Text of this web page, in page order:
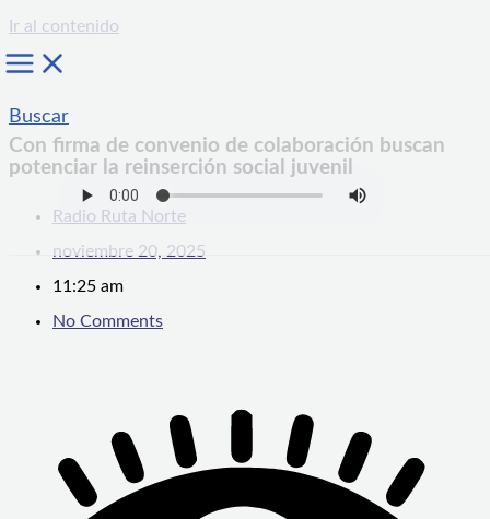
Ir al contenido
Buscar
Con firma de convenio de colaboración buscan
potenciar la reinserción social juvenil
Radio Ruta Norte
noviembre 20, 2025
11:25 am
No Comments